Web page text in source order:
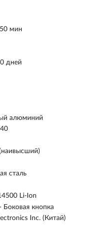
мин
дней
алюминий
сталь
Li-Ion
- Боковая кнопка
Inc. (Китай)